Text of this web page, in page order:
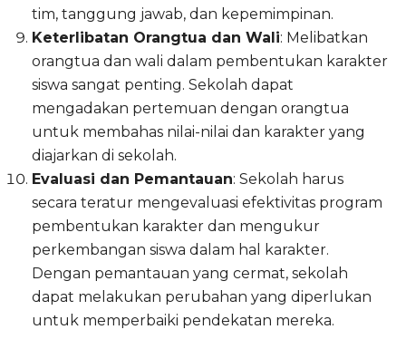
tim, tanggung jawab, dan kepemimpinan.
Keterlibatan Orangtua dan Wali: Melibatkan
orangtua dan wali dalam pembentukan karakter
siswa sangat penting. Sekolah dapat
mengadakan pertemuan dengan orangtua
untuk membahas nilai-nilai dan karakter yang
diajarkan di sekolah.
Evaluasi dan Pemantauan: Sekolah harus
secara teratur mengevaluasi efektivitas program
pembentukan karakter dan mengukur
perkembangan siswa dalam hal karakter.
Dengan pemantauan yang cermat, sekolah
dapat melakukan perubahan yang diperlukan
untuk memperbaiki pendekatan mereka.